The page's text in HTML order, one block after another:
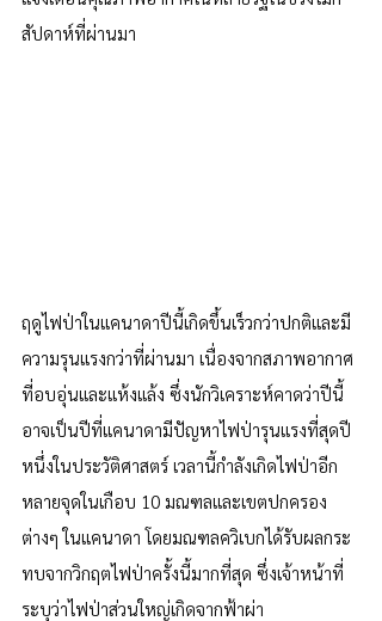
สัปดาห์ที่ผ่านมา
ฤดูไฟป่าในแคนาดาปีนี้เกิดขึ้นเร็วกว่าปกติและมี
ความรุนแรงกว่าที่ผ่านมา เนื่องจากสภาพอากาศ
ที่อบอุ่นและแห้งแล้ง ซึ่งนักวิเคราะห์คาดว่าปีนี้
อาจเป็นปีที่แคนาดามีปัญหาไฟป่ารุนแรงที่สุดปี
หนึ่งในประวัติศาสตร์ เวลานี้กำลังเกิดไฟป่าอีก
หลายจุดในเกือบ 10 มณฑลและเขตปกครอง
ต่างๆ ในแคนาดา โดยมณฑลควิเบกได้รับผลกระ
ทบจากวิกฤตไฟป่าครั้งนี้มากที่สุด ซึ่งเจ้าหน้าที่
ระบุว่าไฟป่าส่วนใหญ่เกิดจากฟ้าผ่า